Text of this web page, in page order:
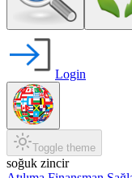
Login
Toggle theme
soğuk zincir